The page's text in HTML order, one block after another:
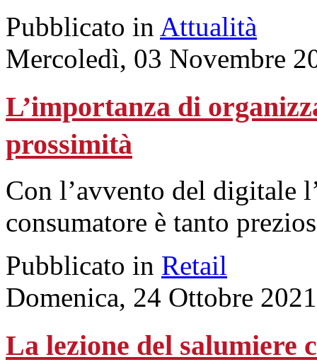
Pubblicato in Attualità
Mercoledì, 03 Novembre
L’importanza di
prossimità
Con l’avvento del digitale
consumatore è tanto
Pubblicato in Retail
Domenica, 24 Ottobre
La lezione del salumiere